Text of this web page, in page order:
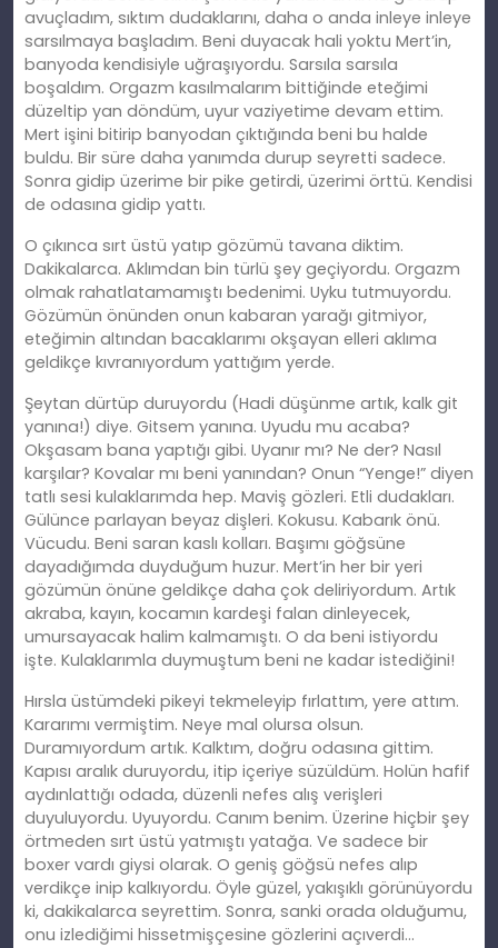
avuçladım, sıktım dudaklarını, daha o anda inleye inleye
sarsılmaya başladım. Beni duyacak hali yoktu Mert’in,
banyoda kendisiyle uğraşıyordu. Sarsıla sarsıla
boşaldım. Orgazm kasılmalarım bittiğinde eteğimi
düzeltip yan döndüm, uyur vaziyetime devam ettim.
Mert işini bitirip banyodan çıktığında beni bu halde
buldu. Bir süre daha yanımda durup seyretti sadece.
Sonra gidip üzerime bir pike getirdi, üzerimi örttü. Kendisi
de odasına gidip yattı.
O çıkınca sırt üstü yatıp gözümü tavana diktim.
Dakikalarca. Aklımdan bin türlü şey geçiyordu. Orgazm
olmak rahatlatamamıştı bedenimi. Uyku tutmuyordu.
Gözümün önünden onun kabaran yarağı gitmiyor,
eteğimin altından bacaklarımı okşayan elleri aklıma
geldikçe kıvranıyordum yattığım yerde.
Şeytan dürtüp duruyordu (Hadi düşünme artık, kalk git
yanına!) diye. Gitsem yanına. Uyudu mu acaba?
Okşasam bana yaptığı gibi. Uyanır mı? Ne der? Nasıl
karşılar? Kovalar mı beni yanından? Onun “Yenge!” diyen
tatlı sesi kulaklarımda hep. Maviş gözleri. Etli dudakları.
Gülünce parlayan beyaz dişleri. Kokusu. Kabarık önü.
Vücudu. Beni saran kaslı kolları. Başımı göğsüne
dayadığımda duyduğum huzur. Mert’in her bir yeri
gözümün önüne geldikçe daha çok deliriyordum. Artık
akraba, kayın, kocamın kardeşi falan dinleyecek,
umursayacak halim kalmamıştı. O da beni istiyordu
işte. Kulaklarımla duymuştum beni ne kadar istediğini!
Hırsla üstümdeki pikeyi tekmeleyip fırlattım, yere attım.
Kararımı vermiştim. Neye mal olursa olsun.
Duramıyordum artık. Kalktım, doğru odasına gittim.
Kapısı aralık duruyordu, itip içeriye süzüldüm. Holün hafif
aydınlattığı odada, düzenli nefes alış verişleri
duyuluyordu. Uyuyordu. Canım benim. Üzerine hiçbir şey
örtmeden sırt üstü yatmıştı yatağa. Ve sadece bir
boxer vardı giysi olarak. O geniş göğsü nefes alıp
verdikçe inip kalkıyordu. Öyle güzel, yakışıklı görünüyordu
ki, dakikalarca seyrettim. Sonra, sanki orada olduğumu,
onu izlediğimi hissetmişçesine gözlerini açıverdi…